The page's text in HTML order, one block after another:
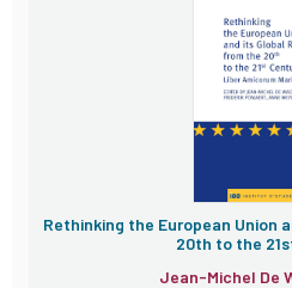
Rethinking the European Union
20th to the